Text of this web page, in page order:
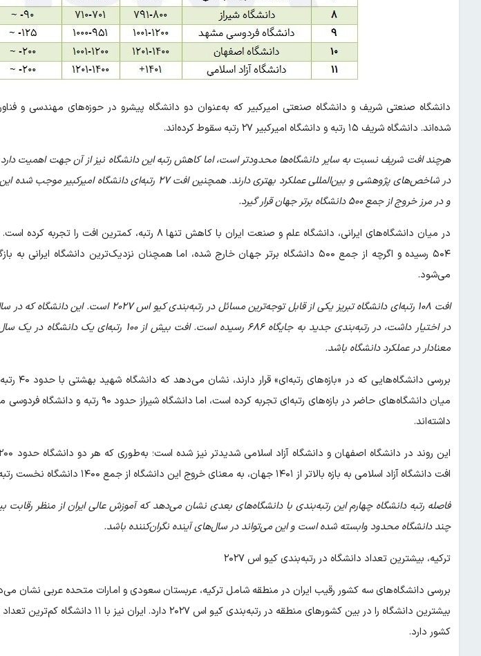
دانشگاه صنعتی شریف و دانشگاه صنعتی امیرکبیر که به‌عنوان دو دانشگاه پیشرو در حوزه‌های مهندسی و
شده‌اند. دانشگاه شریف ۱۵ رتبه و دانشگاه امیرکبیر ۲۷ رتبه سقوط کرده‌اند.
هرچند افت شریف نسبت به سایر دانشگاه‌ها محدودتر است، اما کاهش رتبه این دانشگاه نیز از آن جهت اهمیت
و در مرز خروج از جمع ۵۰۰ دانشگاه برتر جهان قرار گیرد.
۵۰۴ رسیده و اگرچه از جمع ۵۰۰ دانشگاه برتر جهان خارج شده، اما همچنان نزدیک‌ترین دانشگاه
می‌شود.
در اختیار داشت، در رتبه‌بندی جدید به جایگاه ۶۸۶ رسیده است. افت
معنادار در عملکرد دانشگاه باشد.
بررسی
داشته‌اند.
افت دانشگاه آزاد اسلامی به بازه بالاتر از ۱۴۰۱ جهان، به معنای خروج این دانشگاه از جمع ۱۴۰۰ دانشگاه نخست رتبه‌بندی کیو اس است.
فاصله رتبه دانشگاه چهارم این رتبه‌بندی با دانشگاه‌های بعدی نشان می‌دهد که آموزش عالی ایران از منظر رقابت
چند دانشگاه محدود وابسته شده است و این می‌تواند در سال‌های آینده نگران‌کننده باشد.
ترکیه، بیشترین تعداد دانشگاه در رتبه‌بندی کیو اس ۲۰۲۷
بیشترین دانشگاه‌ را در بین کشورهای منطقه در رتبه‌بندی کیو
کشور دارد.